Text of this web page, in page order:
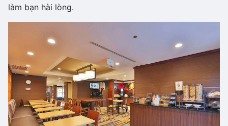
làm bạn hài lòng.